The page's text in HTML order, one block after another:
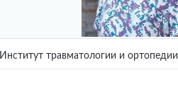
Институт травматологии и ортопедии